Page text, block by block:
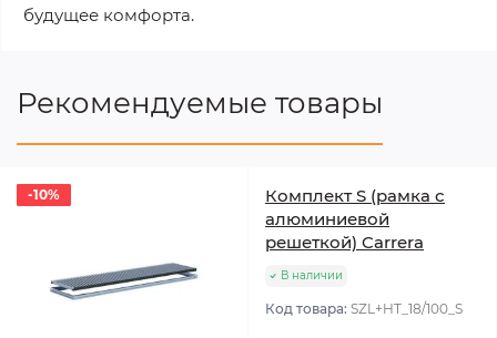
будущее комфорта.
Рекомендуемые товары
-10%
-10%
Комплект S (рамка с
алюминиевой
решеткой) Carrera
В наличии
Код товара: SZL+HT_18/100_S